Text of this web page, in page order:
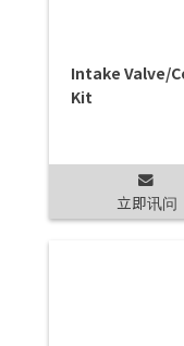
Intake Valve/
Kit
立即讯问